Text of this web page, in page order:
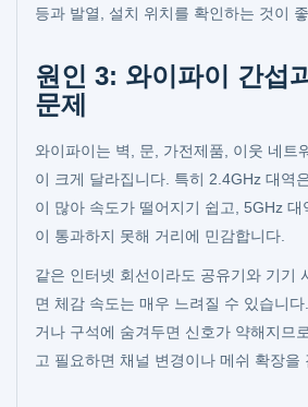
등과 발열, 설치 위치를 확인하는 것이
원인 3: 와이파이 간섭
문제
와이파이는 벽, 문, 가전제품, 이웃 네트
이 크게 달라집니다. 특히 2.4GHz 대역
이 많아 속도가 떨어지기 쉽고, 5GHz
이 통과하지 못해 거리에 민감합니다.
같은 인터넷 회선이라도 공유기와 기기
면 체감 속도는 매우 느려질 수 있습니
거나 구석에 숨겨두면 신호가 약해지므
고 필요하면 채널 변경이나 메쉬 확장을